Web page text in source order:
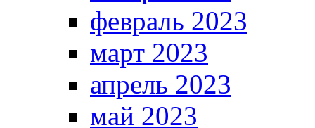
февраль 2023
март 2023
апрель 2023
май 2023